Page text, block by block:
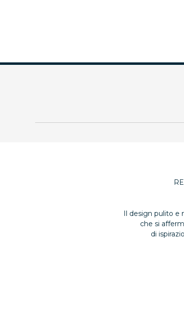
Il design pulito
che si
di